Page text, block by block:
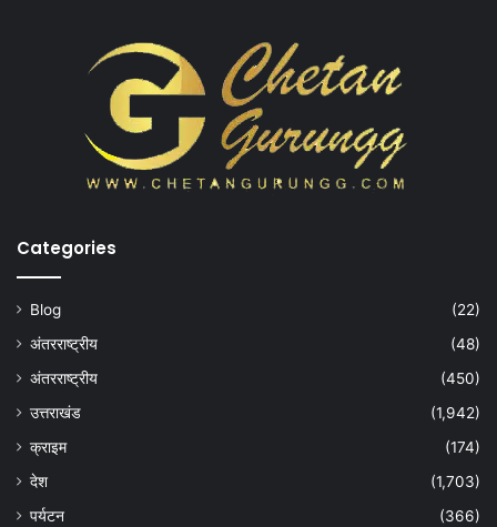
Categories
Blog
(22)
अंतरराष्ट्रीय
(48)
अंतरराष्ट्रीय
(450)
उत्तराखंड
(1,942)
क्राइम
(174)
देश
(1,703)
पर्यटन
(366)